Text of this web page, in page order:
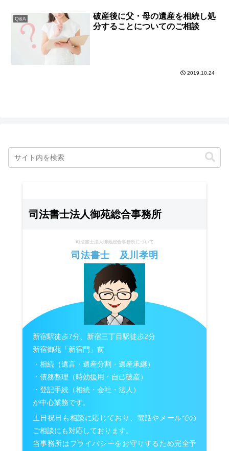
Q&A
破産後に父・母の遺産を相続し処
分することについてのご相談
2019.10.24
司法書士法人御苑総合事務所
司法書士法人御苑総合事務所について
司法書士 及川孝明
新宿駅徒歩7分、新宿三丁目駅徒歩2分
新宿御苑「新宿門」前
・相続（遺言・遺産分割・遺産承継）
・債務整理（時効援用・自己破産）
・登記手続（相続・会社・法人）
が中心業務です。
土日祝日も相談に応じており、電話やメールでの
ご相談にも対応しております。
当事務所はプライバシーをお守りするため完全予